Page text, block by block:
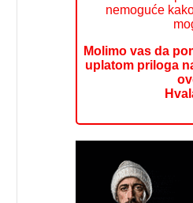
nemoguće
Molimo vas da
uplatom priloga